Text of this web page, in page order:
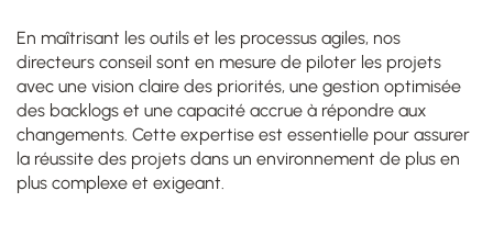
En maîtrisant les outils et les processus agiles, nos
directeurs conseil sont en mesure de piloter les projets
avec une vision claire des priorités, une gestion optimisée
des backlogs et une capacité accrue à répondre aux
changements. Cette expertise est essentielle pour assurer
la réussite des projets dans un environnement de plus en
plus complexe et exigeant.